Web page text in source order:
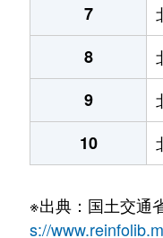
7
8
9
10
※出典：国土交通
s://